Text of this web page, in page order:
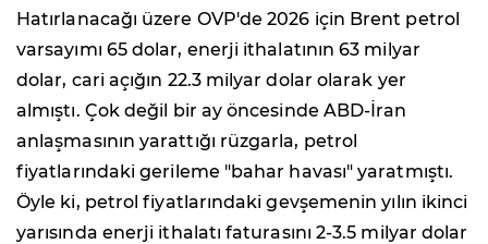
Hatırlanacağı üzere OVP'de 2026 için Brent petrol
varsayımı 65 dolar, enerji ithalatının 63 milyar
dolar, cari açığın 22.3 milyar dolar olarak yer
almıştı. Çok değil bir ay öncesinde ABD-İran
anlaşmasının yarattığı rüzgarla, petrol
fiyatlarındaki gerileme "bahar havası" yaratmıştı.
Öyle ki, petrol fiyatlarındaki gevşemenin yılın ikinci
yarısında enerji ithalatı faturasını 2-3.5 milyar dolar